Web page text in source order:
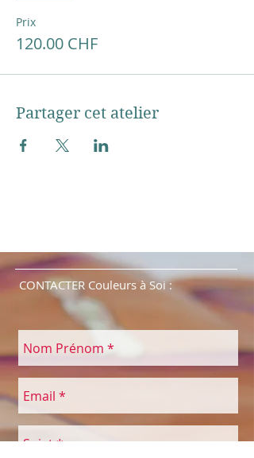
Prix
120.00 CHF
Partager cet atelier
CONTACTER Couleurs à Soi :